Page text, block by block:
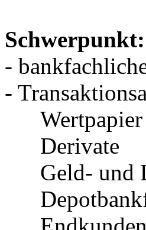
Schwerpunkt:
-
-
Wertpapier
Derivate
Geld- und